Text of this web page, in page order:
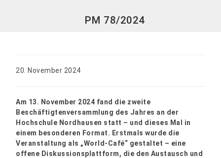
PM 78/2024
20. November 2024
Am 13. November 2024 fand die zweite
Beschäftigtenversammlung des Jahres an der
Hochschule Nordhausen statt – und dieses Mal in
einem besonderen Format. Erstmals wurde die
Veranstaltung als „World-Café“ gestaltet – eine
offene Diskussionsplattform, die den Austausch und